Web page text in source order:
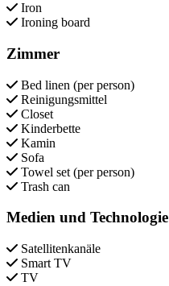
Iron
Ironing board
Zimmer
Bed linen (per person)
Reinigungsmittel
Closet
Kinderbette
Kamin
Sofa
Towel set (per person)
Trash can
Medien und Technologie
Satellitenkanäle
Smart TV
TV